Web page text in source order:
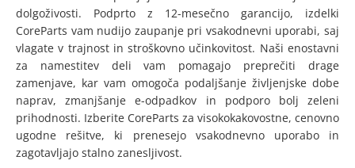
dolgoživosti. Podprto z 12-mesečno garancijo, izdelki
CoreParts vam nudijo zaupanje pri vsakodnevni uporabi, saj
vlagate v trajnost in stroškovno učinkovitost. Naši enostavni
za namestitev deli vam pomagajo preprečiti drage
zamenjave, kar vam omogoča podaljšanje življenjske dobe
naprav, zmanjšanje e-odpadkov in podporo bolj zeleni
prihodnosti. Izberite CoreParts za visokokakovostne, cenovno
ugodne rešitve, ki prenesejo vsakodnevno uporabo in
zagotavljajo stalno zanesljivost.